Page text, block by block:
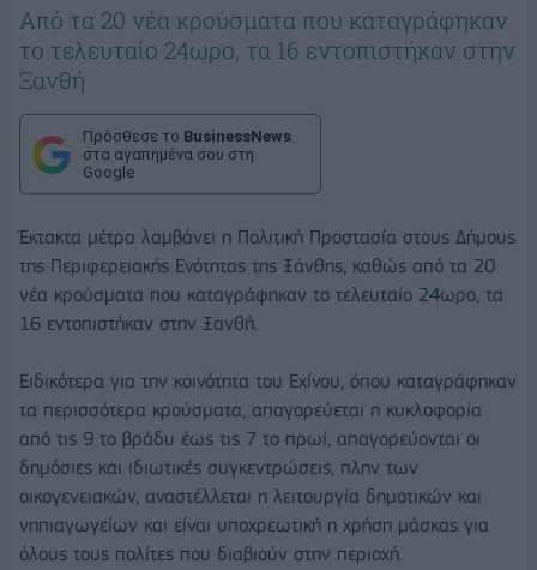
Από τα 20 νέα κρούσματα που καταγράφηκαν
το τελευταίο 24ωρο, τα 16 εντοπιστήκαν στην
Ξανθή
Πρόσθεσε το BusinessNews
στα αγαπημένα σου στη
Google
Έκτακτα μέτρα λαμβάνει η Πολιτική Προστασία στους Δήμους
της Περιφερειακής Ενότητας της Ξάνθης, καθώς από τα 20
νέα κρούσματα που καταγράφηκαν το τελευταίο 24ωρο, τα
16 εντοπιστήκαν στην Ξανθή.
Ειδικότερα για την κοινότητα του Εχίνου, όπου καταγράφηκαν
τα περισσότερα κρούσματα, απαγορεύεται η κυκλοφορία
από τις 9 το βράδυ έως τις 7 το πρωί, απαγορεύονται οι
δημόσιες και ιδιωτικές συγκεντρώσεις, πλην των
οικογενειακών, αναστέλλεται η λειτουργία δημοτικών και
νηπιαγωγείων και είναι υποχρεωτική η χρήση μάσκας για
όλους τους πολίτες που διαβιούν στην περιοχή.